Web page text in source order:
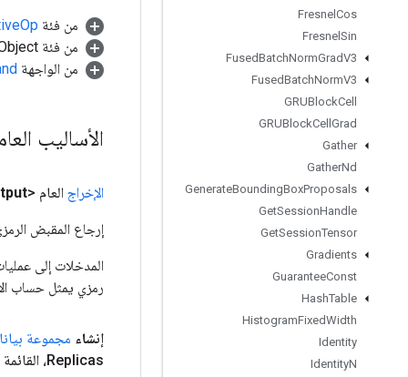
Fresnel Cos
Fresnel Sin
FusedBatchNormGradV3
FusedBatchNormV3
GRUBlockCell
GRUBlockCell Grad
Gather
GatherNd
GenerateBoundingBoxProposals
GetSessionHandle
GetSessionTensor
Gradients
GuaranteeConst
HashTable
HistogramFixedWidth
Identity
IdentityN
من فئة
من فئة java.lang.Object
من الواجهة
الأساليب
الإخراج العام <Object>
إرجاع المقبض
رمزي يمثل حساب
إنشاء مجموعة
Replicas، القائمة <الفئة <؟>> أنواع الإخراج، القائمة <